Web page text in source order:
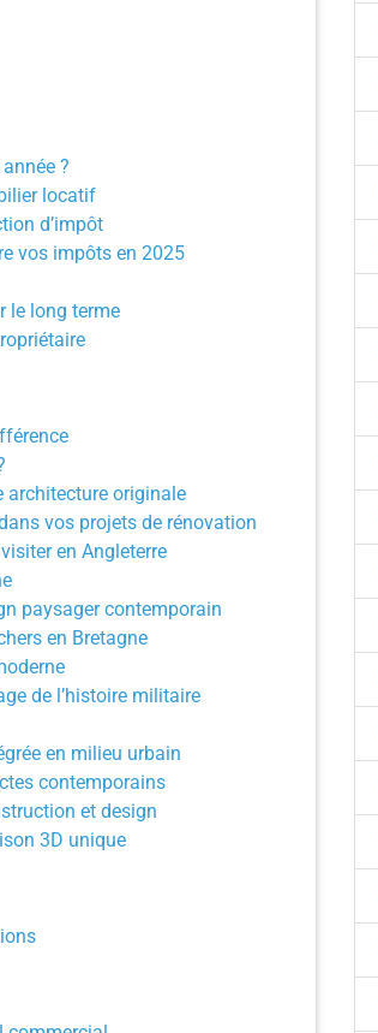
?
locatif
d’impôt
vos impôts en 2025
le long terme
architecture originale
vos projets de rénovation
en Angleterre
paysager contemporain
en Bretagne
de l’histoire militaire
en milieu urbain
contemporains
et design
3D unique